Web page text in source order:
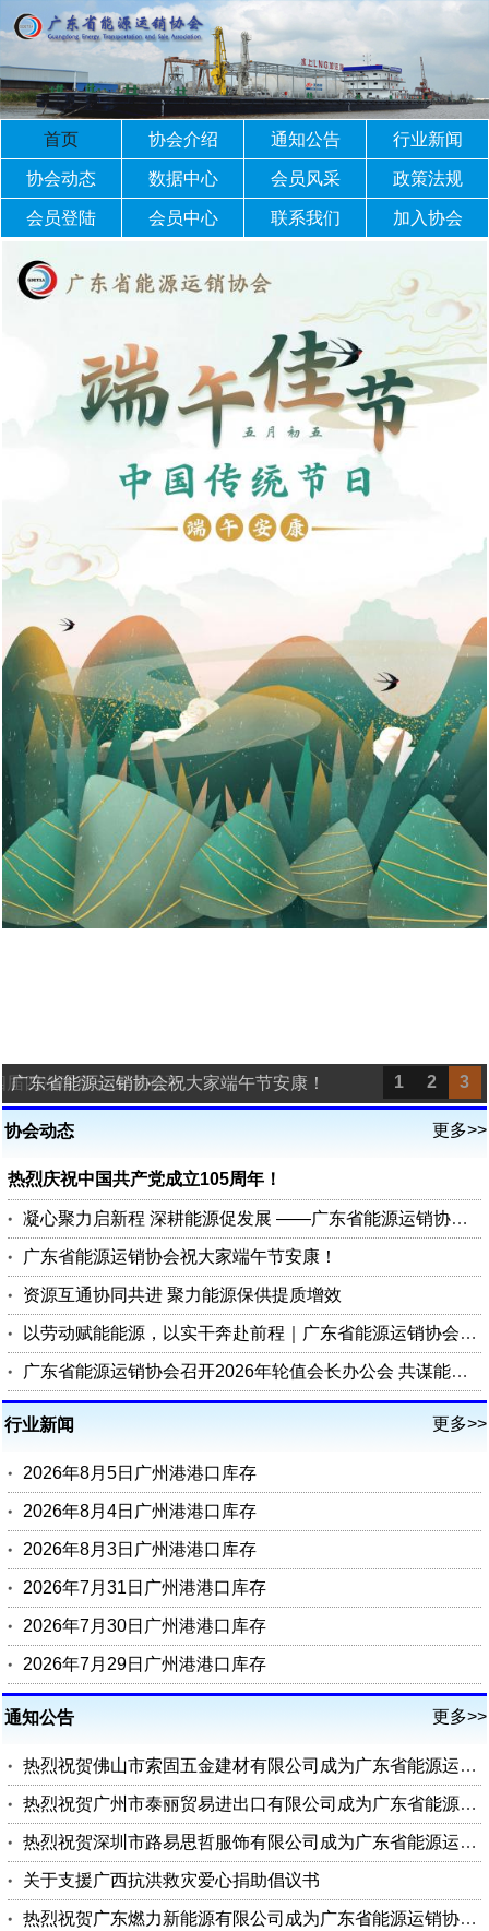
首页 协会介绍 通知公告 行业新闻
协会动态 数据中心 会员风采 政策法规
会员登陆 会员中心 联系我们 加入协会
1 2 3
四次理事会圆满召开
广东省能源运销协会祝大家端午节安康！
更多>>
协会动态
热烈庆祝中国共产党成立105周年！
凝心聚力启新程 深耕能源促发展 ——广东省能源运销协会第四届四次理事会圆满召开
广东省能源运销协会祝大家端午节安康！
资源互通协同共进 聚力能源保供提质增效
以劳动赋能能源，以实干奔赴前程｜广东省能源运销协会祝您五一劳动节快乐
广东省能源运销协会召开2026年轮值会长办公会 共谋能源行业高质量发展
更多>>
行业新闻
2026年8月5日广州港港口库存
2026年8月4日广州港港口库存
2026年8月3日广州港港口库存
2026年7月31日广州港港口库存
2026年7月30日广州港港口库存
2026年7月29日广州港港口库存
更多>>
通知公告
热烈祝贺佛山市索固五金建材有限公司成为广东省能源运销协会会员单位
热烈祝贺广州市泰丽贸易进出口有限公司成为广东省能源运销协会会员单位
热烈祝贺深圳市路易思哲服饰有限公司成为广东省能源运销协会会员单位
关于支援广西抗洪救灾爱心捐助倡议书
热烈祝贺广东燃力新能源有限公司成为广东省能源运销协会理事单位